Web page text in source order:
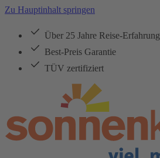
Zu Hauptinhalt springen
Über 25 Jahre Reise-Erfahrung
Best-Preis Garantie
TÜV zertifiziert